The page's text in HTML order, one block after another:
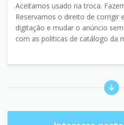
Aceitamos usado na troca.
Reservamos o direito de corrigir
digitação e mudar o anúncio
com as politicas de catálogo da